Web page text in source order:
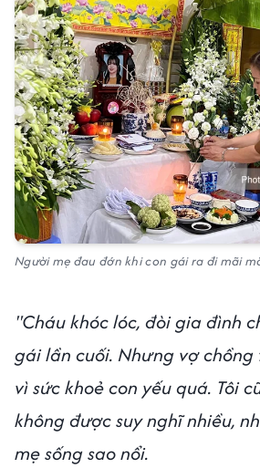
Người mẹ đau đớn khi con gái ra đi mãi
"Cháu khóc lóc, đòi gia đình
gái lần cuối. Nhưng vợ
vì sức khoẻ con yếu quá. Tôi
không được suy nghĩ nhiều,
mẹ sống sao nổi.